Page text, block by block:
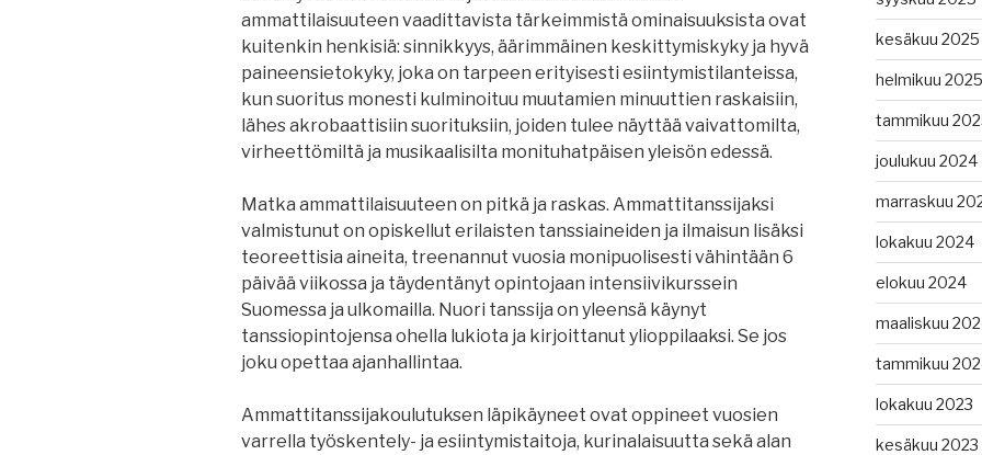
ammattilaisuuteen vaadittavista tärkeimmistä ominaisuuksista ovat
kuitenkin henkisiä: sinnikkyys, äärimmäinen keskittymiskyky ja hyvä
paineensietokyky, joka on tarpeen erityisesti esiintymistilanteissa,
kun suoritus monesti kulminoituu muutamien minuuttien raskaisiin,
lähes akrobaattisiin suorituksiin, joiden tulee näyttää vaivattomilta,
virheettömiltä ja musikaalisilta monituhatpäisen yleisön edessä.
Matka ammattilaisuuteen on pitkä ja raskas. Ammattitanssijaksi
valmistunut on opiskellut erilaisten tanssiaineiden ja ilmaisun lisäksi
teoreettisia aineita, treenannut vuosia monipuolisesti vähintään 6
päivää viikossa ja täydentänyt opintojaan intensiivikurssein
Suomessa ja ulkomailla. Nuori tanssija on yleensä käynyt
tanssiopintojensa ohella lukiota ja kirjoittanut ylioppilaaksi. Se jos
joku opettaa ajanhallintaa.
Ammattitanssijakoulutuksen läpikäyneet ovat oppineet vuosien
varrella työskentely- ja esiintymistaitoja, kurinalaisuutta sekä alan
kesäkuu 2025
helmikuu 2025
tammikuu
joulukuu 2024
marraskuu
lokakuu 2024
elokuu 2024
maaliskuu
tammikuu
lokakuu 2023
kesäkuu 2023